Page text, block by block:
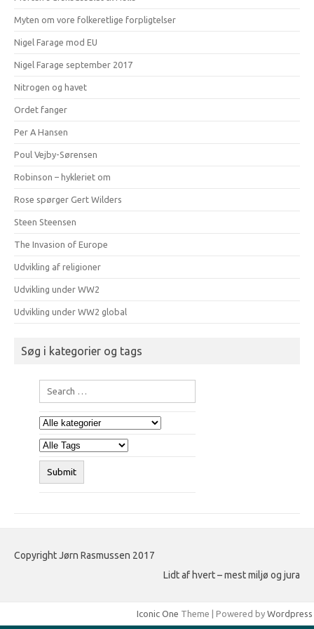
Myten om vore folkeretlige forpligtelser
Nigel Farage mod EU
Nigel Farage september 2017
Nitrogen og havet
Ordet fanger
Per A Hansen
Poul Vejby-Sørensen
Robinson – hykleriet om
Rose spørger Gert Wilders
Steen Steensen
The Invasion of Europe
Udvikling af religioner
Udvikling under WW2
Udvikling under WW2 global
Søg i kategorier og tags
Copyright Jørn Rasmussen 2017
Lidt af hvert – mest miljø og jura
Iconic One Theme | Powered by Wordpress